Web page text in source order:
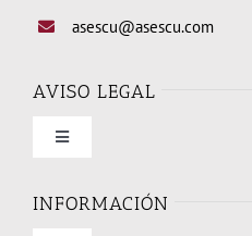
asescu@asescu.com
AVISO LEGAL
Toggle
Condiciones de uso
INFORMACIÓN